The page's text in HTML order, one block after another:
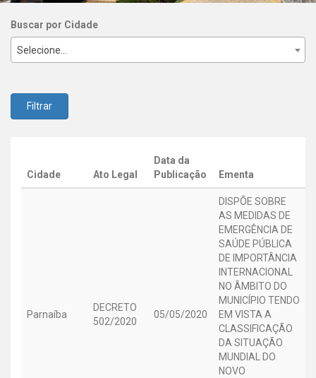
Buscar por Cidade
Selecione...
Filtrar
Cidade Ato Legal
Data da
Publicação
Ementa
Parnaíba
DECRETO
502/2020
05/05/2020
DISPÕE SOBRE
AS MEDIDAS DE
EMERGÊNCIA DE
SAÚDE PÚBLICA
DE IMPORTÂNCIA
INTERNACIONAL
NO ÂMBITO DO
MUNICÍPIO TENDO
EM VISTA A
CLASSIFICAÇÃO
DA SITUAÇÃO
MUNDIAL DO
NOVO